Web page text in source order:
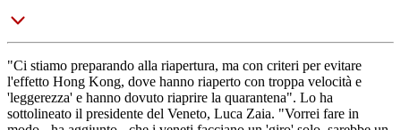
"Ci stiamo preparando alla riapertura, ma con criteri per evitare
l'effetto Hong Kong, dove hanno riaperto con troppa velocità e
'leggerezza' e hanno dovuto riaprire la quarantena". Lo ha
sottolineato il presidente del Veneto, Luca Zaia. "Vorrei fare in